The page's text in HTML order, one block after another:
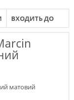
ВХОДИТЬ ДО
СКЛАДУ
матовий